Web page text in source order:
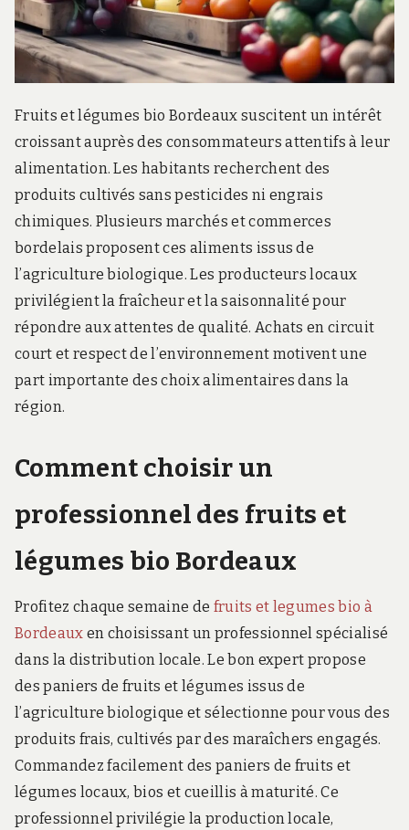
Fruits et légumes bio Bordeaux suscitent un intérêt
croissant auprès des consommateurs attentifs à leur
alimentation. Les habitants recherchent des
produits cultivés sans pesticides ni engrais
chimiques. Plusieurs marchés et commerces
bordelais proposent ces aliments issus de
l’agriculture biologique. Les producteurs locaux
privilégient la fraîcheur et la saisonnalité pour
répondre aux attentes de qualité. Achats en circuit
court et respect de l’environnement motivent une
part importante des choix alimentaires dans la
région.
Comment choisir un
professionnel des fruits et
légumes bio Bordeaux
Profitez chaque semaine de fruits et legumes bio à
Bordeaux en choisissant un professionnel spécialisé
dans la distribution locale. Le bon expert propose
des paniers de fruits et légumes issus de
l’agriculture biologique et sélectionne pour vous des
produits frais, cultivés par des maraîchers engagés.
Commandez facilement des paniers de fruits et
légumes locaux, bios et cueillis à maturité. Ce
professionnel privilégie la production locale,